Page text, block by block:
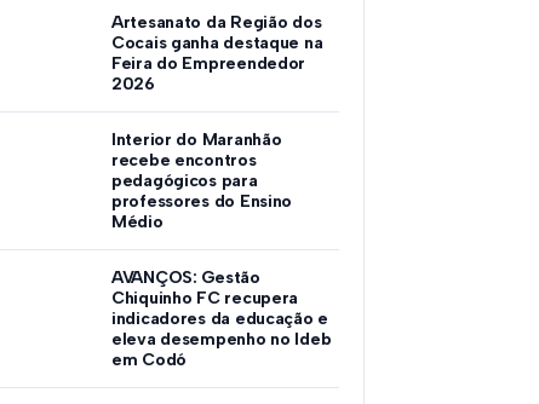
Artesanato da Região dos
Cocais ganha destaque na
Feira do Empreendedor
2026
Interior do Maranhão
recebe encontros
pedagógicos para
professores do Ensino
Médio
AVANÇOS: Gestão
Chiquinho FC recupera
indicadores da educação e
eleva desempenho no Ideb
em Codó